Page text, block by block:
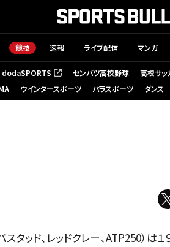
競技 速報 ライブ配信 マンガ
dodaSPORTS
（新しいタブで開く） センバツ高校野球 高校サッ
ウインタースポーツ パラスポーツ ダンス
ッド、レッドクレー、ATP250）は１